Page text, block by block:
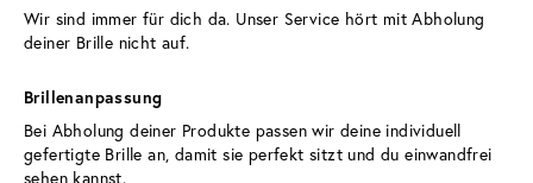
Wir sind immer für dich da. Unser Service hört mit Abholung
deiner Brille nicht auf.
Brillenanpassung
Bei Abholung deiner Produkte passen wir deine individuell
gefertigte Brille an, damit sie perfekt sitzt und du einwandfrei
sehen kannst.